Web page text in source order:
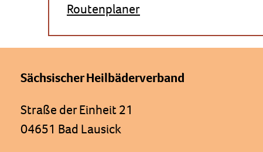
Routenplaner
Sächsischer Heilbäderverband
Straße der Einheit 21
04651 Bad Lausick